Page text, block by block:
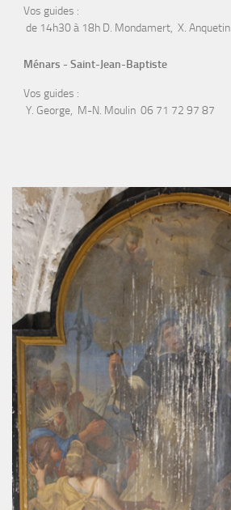
Vos guides :
de 14h30 à 18h D. Mondamert, X. Anquetin
Ménars - Saint-Jean-Baptiste
Vos guides :
Y. George, M-N. Moulin 06 71 72 97 87